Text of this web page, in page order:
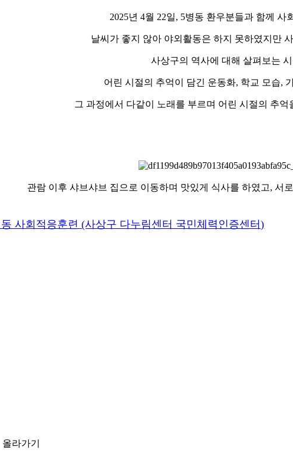
2025년 4월 22일, 5병동 환우분들과 함께 사
날씨가 좋지 않아 야외활동은 하지 못하였지만
사상구의 역사에 대해 살펴보는
어린 시절의 추억이 담긴 운동화, 학교 모습,
그 과정에서 다같이 노래를 부르며 어린 시절의 추
관람 이후 샤브샤브 집으로 이동하며 맛있게 식사를 하였고, 서
사회적응훈련 (사상구 다누림센터 국민체력인증센터)